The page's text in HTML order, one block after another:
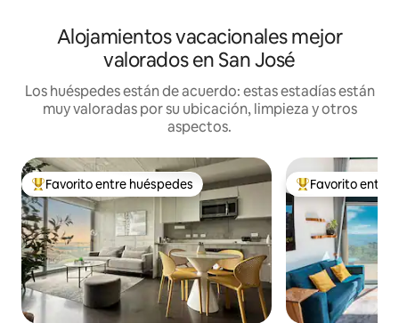
Alojamientos vacacionales mejor
valorados en San José
Los huéspedes están de acuerdo: estas estadías están
muy valoradas por su ubicación, limpieza y otros
aspectos.
Favorito entre huéspedes preferido
Favorito entre huéspedes Favorito entre
Favorito entre